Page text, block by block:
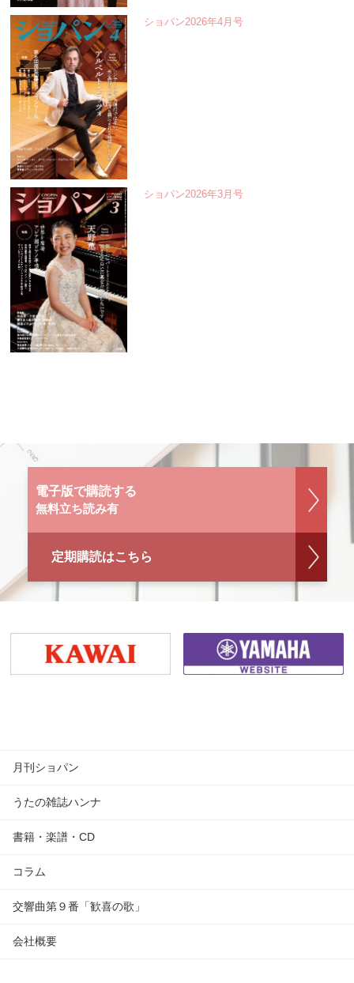
ショパン2026年4月号
ショパン2026年3月号
電子版で購読する
無料立ち読み有
定期購読はこちら
月刊ショパン
うたの雑誌ハンナ
書籍・楽譜・CD
コラム
交響曲第９番「歓喜の歌」
会社概要